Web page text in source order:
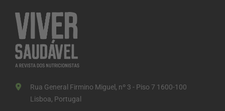
Rua General Firmino Miguel, nº 3 - Piso 7 1600-100
Lisboa, Portugal